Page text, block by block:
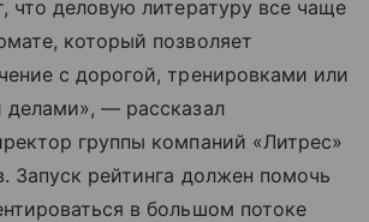
что деловую литературу все чаще
который позволяет
с дорогой, тренировками или
делами», — рассказал
группы компаний «Литрес»
Запуск рейтинга должен помочь
в большом потоке